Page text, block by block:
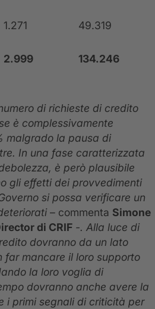
1.271 49.319
2.999
134.246
di richieste di credito
è complessivamente
malgrado la pausa di
In una fase caratterizzata
è però plausibile
gli effetti dei provvedimenti
si possa verificare un
– commenta Simone
di CRIF -. Alla luce di
dovranno da un lato
far mancare il loro supporto
la loro voglia di
dovranno anche avere la
i primi segnali di criticità per